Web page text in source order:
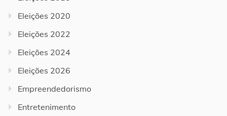
Eleições 2020
Eleições 2022
Eleições 2024
Eleições 2026
Empreendedorismo
Entretenimento